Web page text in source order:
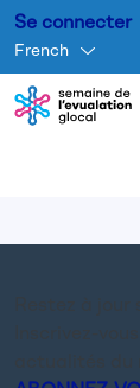
Se connecter
French